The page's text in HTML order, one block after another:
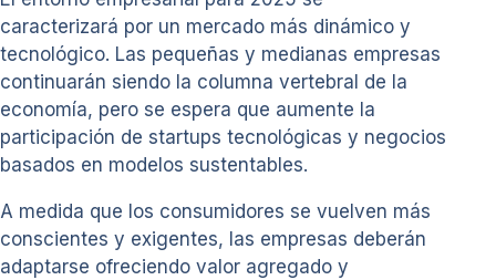
caracterizará por un mercado más dinámico y
tecnológico. Las pequeñas y medianas empresas
continuarán siendo la columna vertebral de la
economía, pero se espera que aumente la
participación de startups tecnológicas y negocios
basados en modelos sustentables.
A medida que los consumidores se vuelven más
conscientes y exigentes, las empresas deberán
adaptarse ofreciendo valor agregado y